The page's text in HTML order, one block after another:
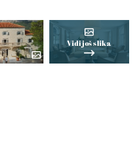
Vidi još slika